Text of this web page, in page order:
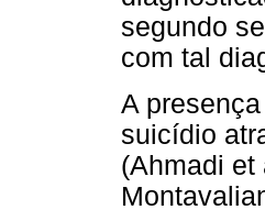
segundo
com tal
A
suicídio
(Ahmadi et